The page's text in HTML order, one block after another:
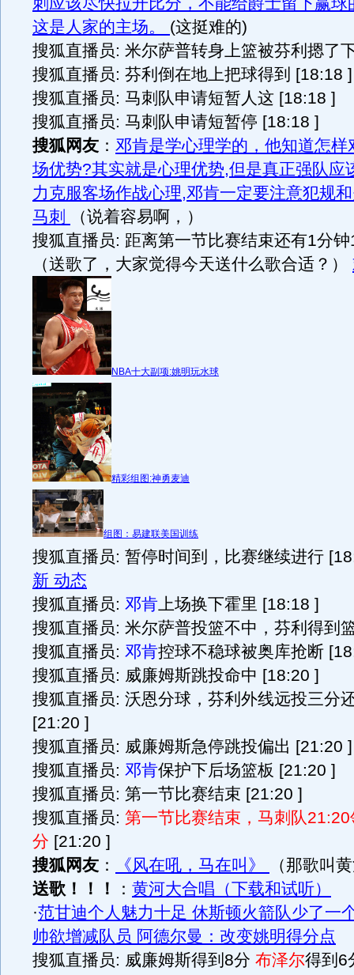
这是人家的主场。 (这挺难的)
搜狐直播员: 米尔萨普转身上篮被芬利摁了
搜狐直播员: 芬利倒在地上把球得到 [18:18 ]
搜狐直播员: 马刺队申请短暂人这 [18:18 ]
搜狐直播员: 马刺队申请短暂停 [18:18 ]
搜狐网友 ： 邓肯是学心理学的，他知道怎样
场优势?其实就是心理优势,但是真正强队应
力克服客场作战心理,邓肯一定要注意犯规
马刺
（说着容易啊，）
搜狐直播员: 距离第一节比赛结束还有1分
（送歌了，大家觉得今天送什么歌合适？）
NBA十大副项:姚明玩水球
精彩组图:神勇麦迪
组图：易建联美国训练
搜狐直播员: 暂停时间到，比赛继续进行
新 动态
搜狐直播员: 邓肯上场换下霍里 [18:18 ]
搜狐直播员: 米尔萨普投篮不中，芬利得到
搜狐直播员: 邓肯控球不稳球被奥库抢断
搜狐直播员: 威廉姆斯跳投命中 [18:20 ]
搜狐直播员: 沃恩分球，芬利外线远投三分
[21:20 ]
搜狐直播员: 威廉姆斯急停跳投偏出 [21:20 ]
搜狐直播员: 邓肯保护下后场篮板 [21:20 ]
搜狐直播员: 第一节比赛结束 [21:20 ]
搜狐直播员: 第一节比赛结束，马刺队
分 [21:20 ]
搜狐网友 ： 《风在吼，马在叫》
（那歌叫
送歌！！！
： 黄河大合唱（下载和试听）
·范甘迪个人魅力十足 休斯顿火箭队少了一
帅欲增减队员 阿德尔曼：改变姚明得分点
搜狐直播员: 威廉姆斯得到8分 布泽尔得到6